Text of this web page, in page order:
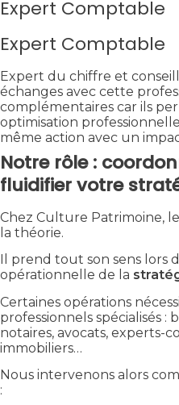
Expert Comptable
Expert Comptable
Expert du chiffre et
échanges avec cette
complémentaires car ils
optimisation
même action avec un
Notre rôle :
fluidifier votre
Chez Culture Patrimoine, le
la théorie.
Il prend tout son sens lors
opérationnelle de la
Certaines opérations
professionnels spécialisés :
notaires, avocats, experts-
immobiliers…
Nous intervenons alors
: